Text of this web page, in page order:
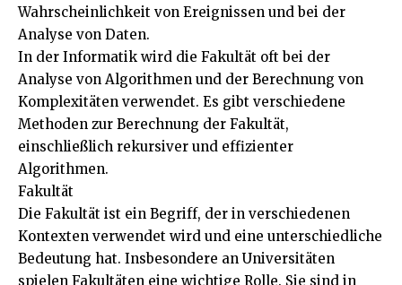
Wahrscheinlichkeit von Ereignissen und bei der
Analyse von Daten.
In der Informatik wird die Fakultät oft bei der
Analyse von Algorithmen und der Berechnung von
Komplexitäten verwendet. Es gibt verschiedene
Methoden zur Berechnung der Fakultät,
einschließlich rekursiver und effizienter
Algorithmen.
Fakultät
Die Fakultät ist ein Begriff, der in verschiedenen
Kontexten verwendet wird und eine unterschiedliche
Bedeutung hat. Insbesondere an Universitäten
spielen Fakultäten eine wichtige Rolle. Sie sind in